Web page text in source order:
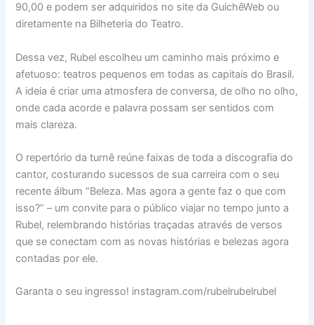
90,00 e podem ser adquiridos no site da GuichêWeb ou
diretamente na Bilheteria do Teatro.
Dessa vez, Rubel escolheu um caminho mais próximo e
afetuoso: teatros pequenos em todas as capitais do Brasil.
A ideia é criar uma atmosfera de conversa, de olho no olho,
onde cada acorde e palavra possam ser sentidos com
mais clareza.
O repertório da turnê reúne faixas de toda a discografia do
cantor, costurando sucessos de sua carreira com o seu
recente álbum “Beleza. Mas agora a gente faz o que com
isso?” – um convite para o público viajar no tempo junto a
Rubel, relembrando histórias traçadas através de versos
que se conectam com as novas histórias e belezas agora
contadas por ele.
Garanta o seu ingresso! instagram.com/rubelrubelrubel